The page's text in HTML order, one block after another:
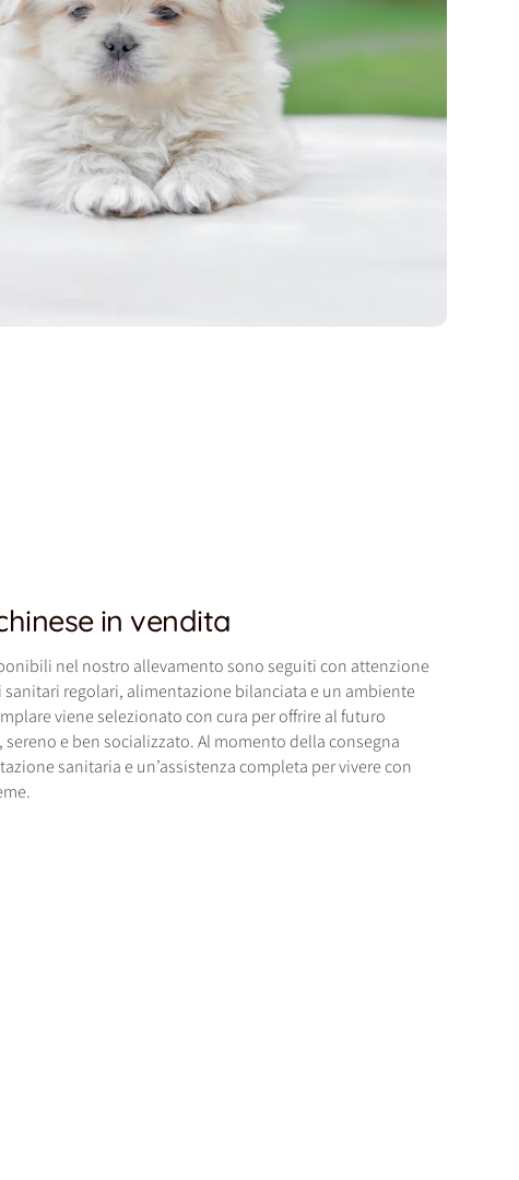
in vendita
nel nostro allevamento sono seguiti con attenzione
regolari, alimentazione bilanciata e un ambiente
viene selezionato con cura per offrire al futuro
e ben socializzato. Al momento della consegna
sanitaria e un’assistenza completa per vivere con